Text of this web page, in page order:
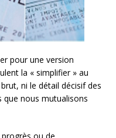
pour une version
la « simplifier » au
ni le détail décisif des
nous mutualisons